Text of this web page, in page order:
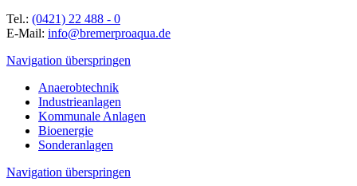
Tel.: (0421) 22 488 - 0
E-Mail: info@bremerproaqua.de
Navigation überspringen
Anaerobtechnik
Industrieanlagen
Kommunale Anlagen
Bioenergie
Sonderanlagen
Navigation überspringen